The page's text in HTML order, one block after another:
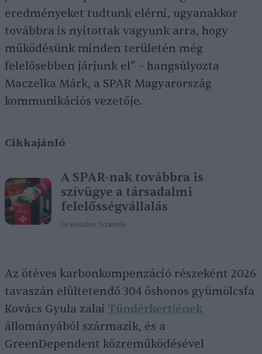
eredményeket tudtunk elérni, ugyanakkor
továbbra is nyitottak vagyunk arra, hogy
működésünk minden területén még
felelősebben járjunk el” – hangsúlyozta
Maczelka Márk, a SPAR Magyarország
kommunikációs vezetője.
Cikkajánló
A SPAR-nak továbbra is
szívügye a társadalmi
felelősségvállalás
Greendex Szemle
Az ötéves karbonkompenzáció részeként 2026
tavaszán elültetendő 304 őshonos gyümölcsfa
Kovács Gyula zalai Tündérkertjének
állományából származik, és a
GreenDependent közreműködésével